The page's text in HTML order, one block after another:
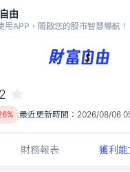
由
用APP，開啟您的股市智慧導航！
19.00
0.26%
最近更新時間： 2026/08/06
財務報表 獲利能